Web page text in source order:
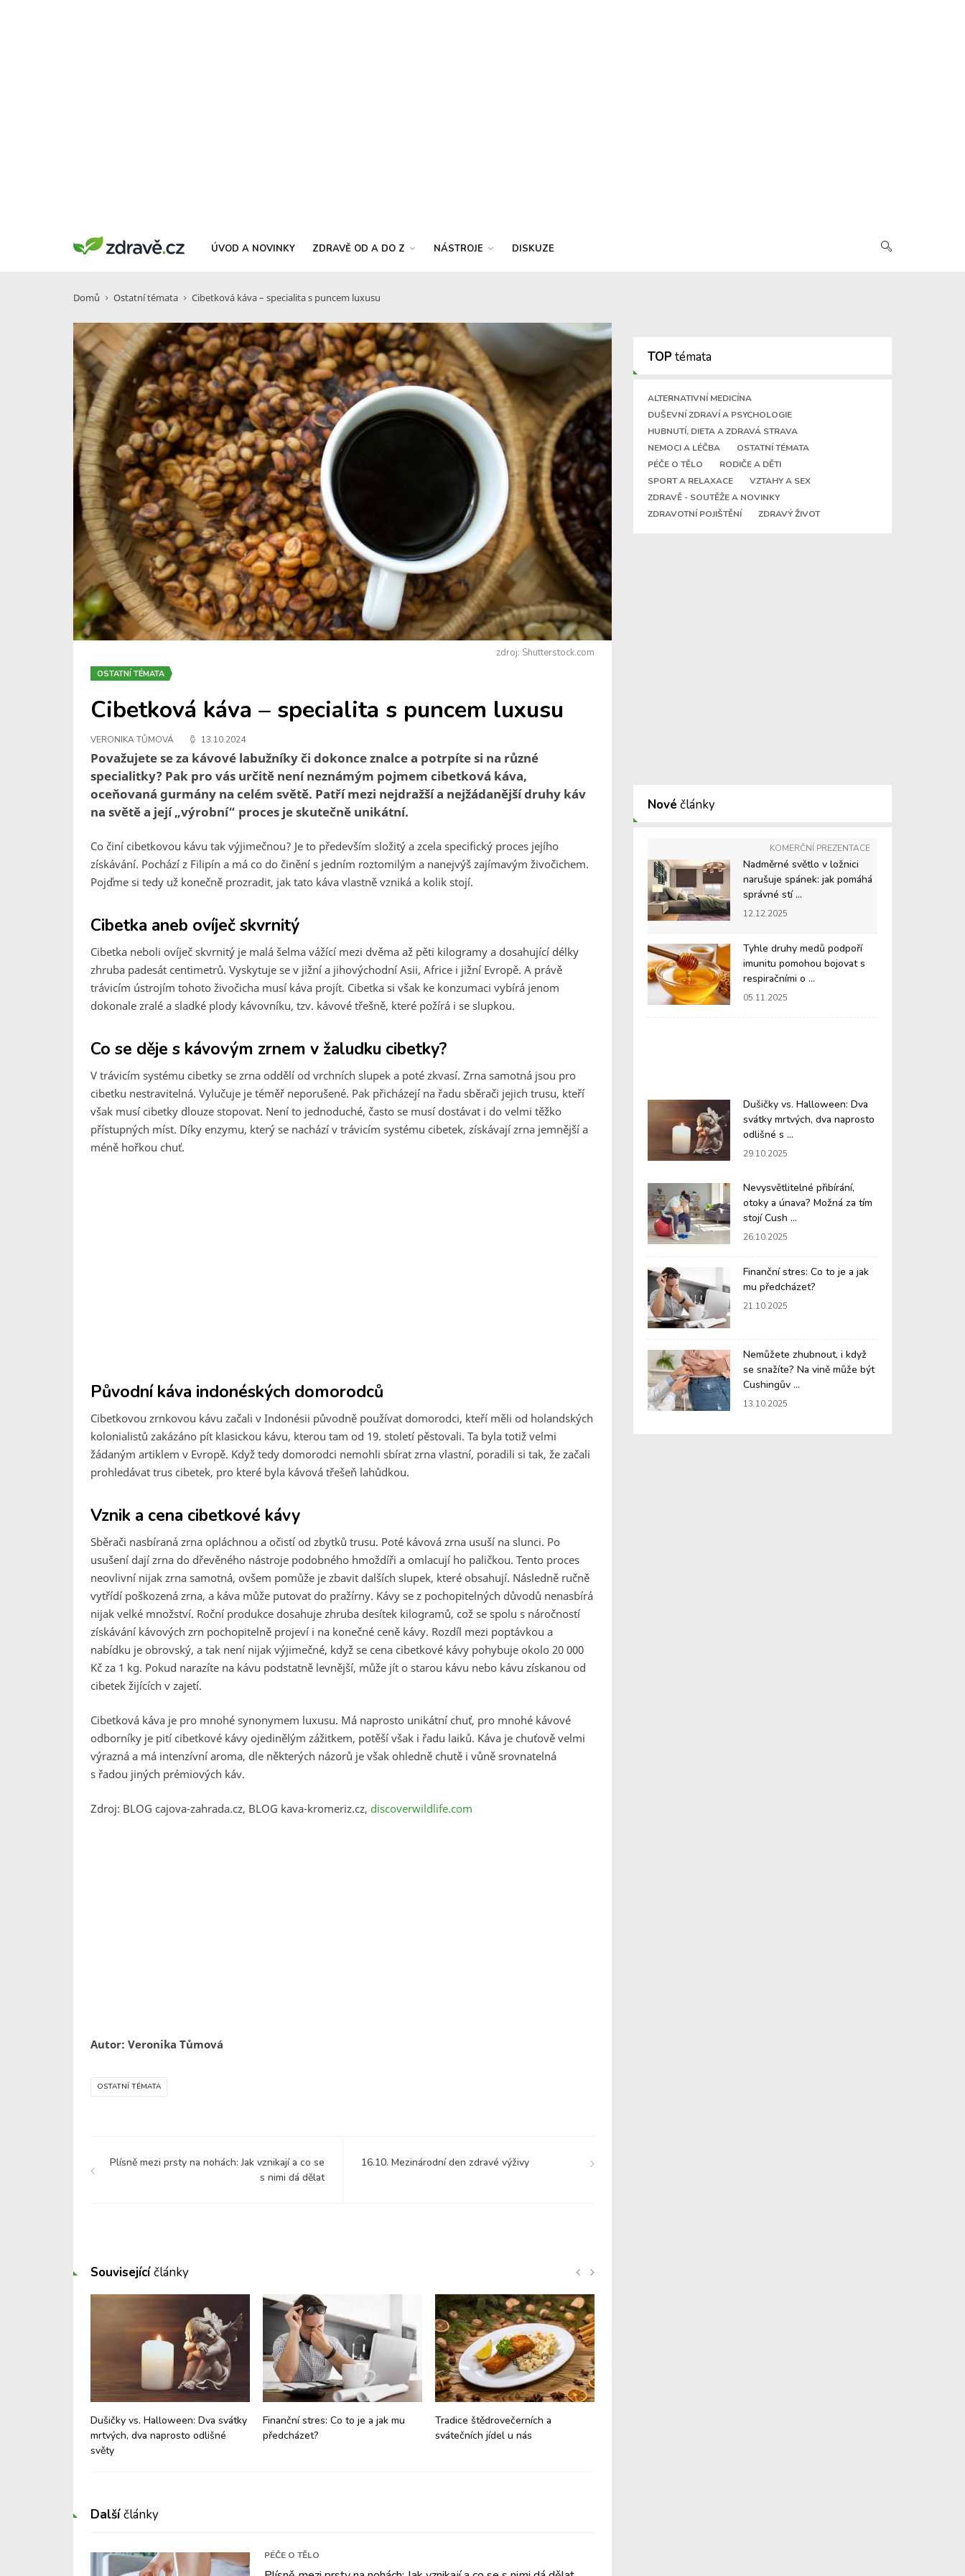
ÚVOD A NOVINKY ZDRAVĚ OD A DO Z NÁSTROJE DISKUZE
Domů Ostatní témata Cibetková káva – specialita s puncem luxusu
zdroj: Shutterstock.com
OSTATNÍ TÉMATA
Cibetková káva – specialita s puncem luxusu
VERONIKA TŮMOVÁ 13.10.2024
Považujete se za kávové labužníky či dokonce znalce a potrpíte si na různé
specialitky? Pak pro vás určitě není neznámým pojmem cibetková káva,
oceňovaná gurmány na celém světě. Patří mezi nejdražší a nejžádanější druhy káv
na světě a její „výrobní“ proces je skutečně unikátní.
Co činí cibetkovou kávu tak výjimečnou? Je to především složitý a zcela specifický proces jejího
získávání. Pochází z Filipín a má co do činění s jedním roztomilým a nanejvýš zajímavým živočichem.
Pojďme si tedy už konečně prozradit, jak tato káva vlastně vzniká a kolik stojí.
Cibetka aneb ovíječ skvrnitý
Cibetka neboli ovíječ skvrnitý je malá šelma vážící mezi dvěma až pěti kilogramy a dosahující délky
zhruba padesát centimetrů. Vyskytuje se v jižní a jihovýchodní Asii, Africe i jižní Evropě. A právě
trávicím ústrojím tohoto živočicha musí káva projít. Cibetka si však ke konzumaci vybírá jenom
dokonale zralé a sladké plody kávovníku, tzv. kávové třešně, které požírá i se slupkou.
Co se děje s kávovým zrnem v žaludku cibetky?
V trávicím systému cibetky se zrna oddělí od vrchních slupek a poté zkvasí. Zrna samotná jsou pro
cibetku nestravitelná. Vylučuje je téměř neporušené. Pak přicházejí na řadu sběrači jejich trusu, kteří
však musí cibetky dlouze stopovat. Není to jednoduché, často se musí dostávat i do velmi těžko
přístupných míst. Díky enzymu, který se nachází v trávicím systému cibetek, získávají zrna jemnější a
méně hořkou chuť.
Původní káva indonéských domorodců
Cibetkovou zrnkovou kávu začali v Indonésii původně používat domorodci, kteří měli od holandských
kolonialistů zakázáno pít klasickou kávu, kterou tam od 19. století pěstovali. Ta byla totiž velmi
žádaným artiklem v Evropě. Když tedy domorodci nemohli sbírat zrna vlastní, poradili si tak, že začali
prohledávat trus cibetek, pro které byla kávová třešeň lahůdkou.
Vznik a cena cibetkové kávy
Sběrači nasbíraná zrna opláchnou a očistí od zbytků trusu. Poté kávová zrna usuší na slunci. Po
usušení dají zrna do dřevěného nástroje podobného hmoždíři a omlacují ho paličkou. Tento proces
neovlivní nijak zrna samotná, ovšem pomůže je zbavit dalších slupek, které obsahují. Následně ručně
vytřídí poškozená zrna, a káva může putovat do pražírny. Kávy se z pochopitelných důvodů nenasbírá
nijak velké množství. Roční produkce dosahuje zhruba desítek kilogramů, což se spolu s náročností
získávání kávových zrn pochopitelně projeví i na konečné ceně kávy. Rozdíl mezi poptávkou a
nabídku je obrovský, a tak není nijak výjimečné, když se cena cibetkové kávy pohybuje okolo 20 000
Kč za 1 kg. Pokud narazíte na kávu podstatně levnější, může jít o starou kávu nebo kávu získanou od
cibetek žijících v zajetí.
Cibetková káva je pro mnohé synonymem luxusu. Má naprosto unikátní chuť, pro mnohé kávové
odborníky je pití cibetkové kávy ojedinělým zážitkem, potěší však i řadu laiků. Káva je chuťově velmi
výrazná a má intenzívní aroma, dle některých názorů je však ohledně chutě i vůně srovnatelná
s řadou jiných prémiových káv.
Zdroj: BLOG cajova-zahrada.cz, BLOG kava-kromeriz.cz, discoverwildlife.com
Autor: Veronika Tůmová
OSTATNÍ TÉMATA
Plísně mezi prsty na nohách: Jak vznikají a co se
s nimi dá dělat
16.10. Mezinárodní den zdravé výživy
TOPtémata
ALTERNATIVNÍ MEDICÍNA
DUŠEVNÍ ZDRAVÍ A PSYCHOLOGIE
HUBNUTÍ, DIETA A ZDRAVÁ STRAVA
NEMOCI A LÉČBA
OSTATNÍ TÉMATA
PÉČE O TĚLO
RODIČE A DĚTI
SPORT A RELAXACE
VZTAHY A SEX
ZDRAVĚ - SOUTĚŽE A NOVINKY
ZDRAVOTNÍ POJIŠTĚNÍ
ZDRAVÝ ŽIVOT
Nové články
KOMERČNÍ PREZENTACE
Nadměrné světlo v ložnici
narušuje spánek: jak pomáhá
správné stí ...
12.12.2025
Tyhle druhy medů podpoří
imunitu pomohou bojovat s
respiračními o ...
05.11.2025
Dušičky vs. Halloween: Dva
svátky mrtvých, dva naprosto
odlišné s ...
29.10.2025
Nevysvětlitelné přibírání,
otoky a únava? Možná za tím
stojí Cush ...
26.10.2025
Finanční stres: Co to je a jak
mu předcházet?
21.10.2025
Nemůžete zhubnout, i když
se snažíte? Na vině může být
Cushingův ...
13.10.2025
Souvisejícíčlánky
Dušičky vs. Halloween: Dva svátky
mrtvých, dva naprosto odlišné
světy
Finanční stres: Co to je a jak mu
předcházet?
Tradice štědrovečerních a
svátečních jídel u nás
Dalšíčlánky
PÉČE O TĚLO